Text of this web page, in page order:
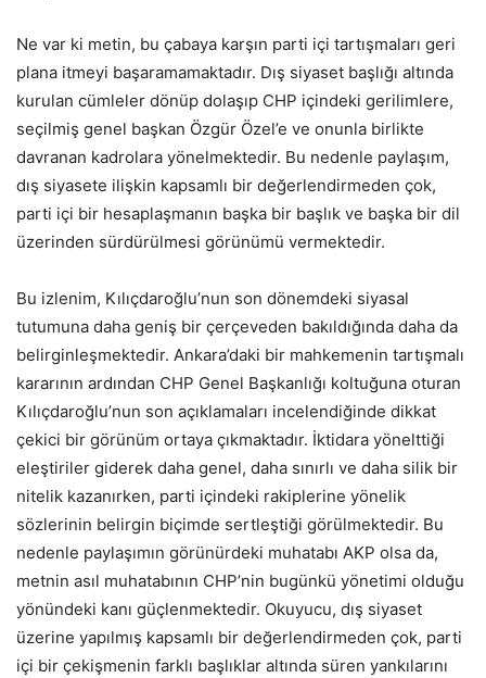
Ne var ki metin, bu çabaya karşın parti içi tartışmaları geri
plana itmeyi başaramamaktadır. Dış siyaset başlığı altında
kurulan cümleler dönüp dolaşıp CHP içindeki gerilimlere,
seçilmiş genel başkan Özgür Özel’e ve onunla birlikte
davranan kadrolara yönelmektedir. Bu nedenle paylaşım,
dış siyasete ilişkin kapsamlı bir değerlendirmeden çok,
parti içi bir hesaplaşmanın başka bir başlık ve başka bir dil
üzerinden sürdürülmesi görünümü vermektedir.
Bu izlenim, Kılıçdaroğlu’nun son dönemdeki siyasal
tutumuna daha geniş bir çerçeveden bakıldığında daha da
belirginleşmektedir. Ankara’daki bir mahkemenin tartışmalı
kararının ardından CHP Genel Başkanlığı koltuğuna oturan
Kılıçdaroğlu’nun son açıklamaları incelendiğinde dikkat
çekici bir görünüm ortaya çıkmaktadır. İktidara yönelttiği
eleştiriler giderek daha genel, daha sınırlı ve daha silik bir
nitelik kazanırken, parti içindeki rakiplerine yönelik
sözlerinin belirgin biçimde sertleştiği görülmektedir. Bu
nedenle paylaşımın görünürdeki muhatabı AKP olsa da,
metnin asıl muhatabının CHP’nin bugünkü yönetimi olduğu
yönündeki kanı güçlenmektedir. Okuyucu, dış siyaset
üzerine yapılmış kapsamlı bir değerlendirmeden çok, parti
içi bir çekişmenin farklı başlıklar altında süren yankılarını